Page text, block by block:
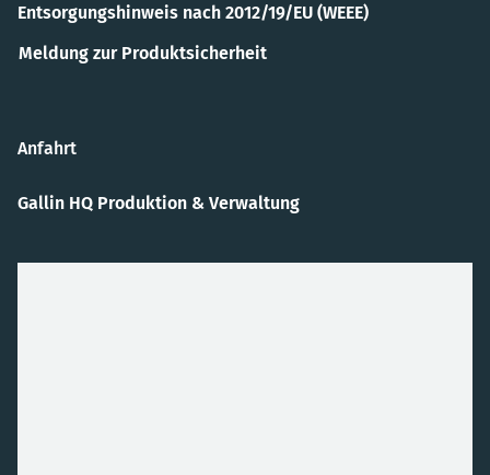
Entsorgungshinweis nach 2012/19/EU (WEEE)
Meldung zur Produktsicherheit
Anfahrt
Gallin HQ Produktion & Verwaltung